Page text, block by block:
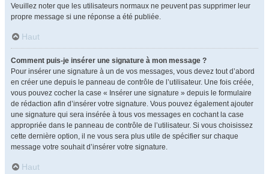
Veuillez noter que les utilisateurs normaux ne peuvent pas supprimer leur
propre message si une réponse a été publiée.
Haut
Comment puis-je insérer une signature à mon message ?
Pour insérer une signature à un de vos messages, vous devez tout d’abord
en créer une depuis le panneau de contrôle de l’utilisateur. Une fois créée,
vous pouvez cocher la case « Insérer une signature » depuis le formulaire
de rédaction afin d’insérer votre signature. Vous pouvez également ajouter
une signature qui sera insérée à tous vos messages en cochant la case
appropriée dans le panneau de contrôle de l’utilisateur. Si vous choisissez
cette dernière option, il ne vous sera plus utile de spécifier sur chaque
message votre souhait d’insérer votre signature.
Haut